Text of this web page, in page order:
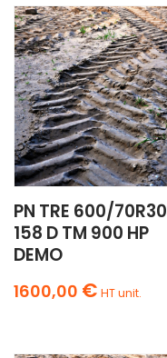
PN TRE 600/70R30
158 D TM 900 HP
DEMO
1600,00 € HT unit.